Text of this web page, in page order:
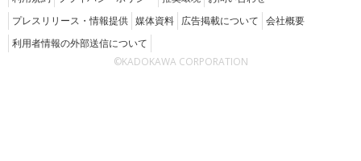
プレスリリース・情報提供 媒体資料 広告掲載について 会社概要
利用者情報の外部送信について
©KADOKAWA CORPORATION